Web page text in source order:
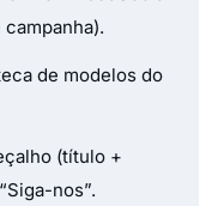
de modelos do
(título +
nos”.